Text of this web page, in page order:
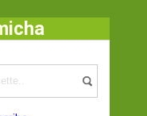
et Recette Gâteaux chocolat